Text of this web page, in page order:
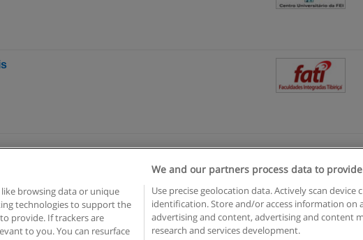
Copyright © Educaedu Business S.L. - CIF : B-95610580: -www.educaedu-
browsing data or unique
technologies to support the
provide. If trackers are
to you. You can resurface
We and our partners process data to
Use precise geolocation data. Actively scan device
identification. Store and/or access information on
advertising and content, advertising and content
research and services development.